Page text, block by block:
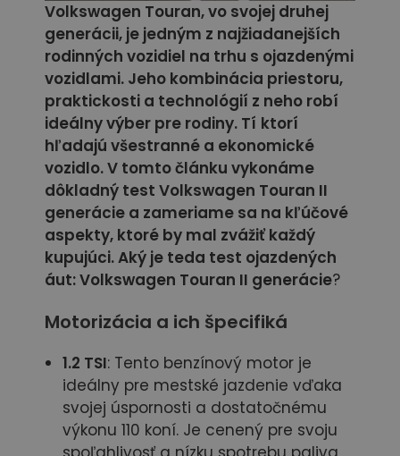
Volkswagen Touran, vo svojej druhej
generácii, je jedným z najžiadanejších
rodinných vozidiel na trhu s ojazdenými
vozidlami. Jeho kombinácia priestoru,
praktickosti a technológií z neho robí
ideálny výber pre rodiny. Tí ktorí
hľadajú všestranné a ekonomické
vozidlo. V tomto článku vykonáme
dôkladný test Volkswagen Touran II
generácie a zameriame sa na kľúčové
aspekty, ktoré by mal zvážiť každý
kupujúci. Aký je teda test ojazdených
áut: Volkswagen Touran II generácie?
Motorizácia a ich špecifiká
1.2 TSI: Tento benzínový motor je
ideálny pre mestské jazdenie vďaka
svojej úspornosti a dostatočnému
výkonu 110 koní. Je cenený pre svoju